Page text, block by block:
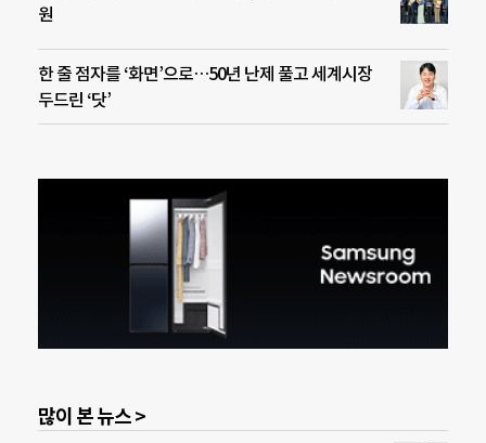
원
한 줄 점자를 ‘화면’으로…50년 난제 풀고 세계시장
두드린 ‘닷’
많이 본 뉴스 >